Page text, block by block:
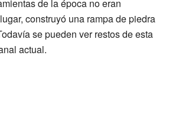
de la época no eran
construyó una rampa de piedra
se pueden ver restos de esta
actual.